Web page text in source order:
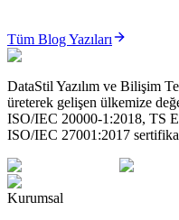
Oku
Tüm Blog Yazıları
DataStil Yazılım ve Bilişim
üreterek gelişen ülkemize
ISO/IEC 20000-1:2018, TS
ISO/IEC 27001:2017
Kurumsal